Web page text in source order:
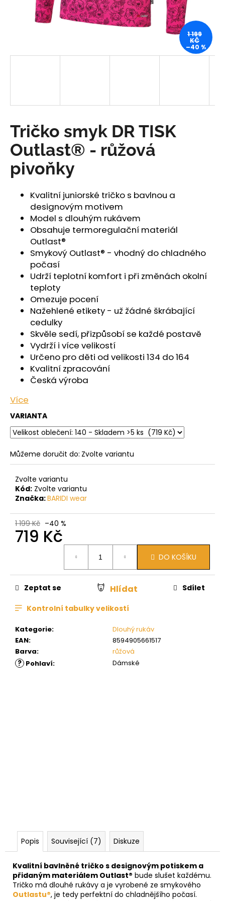
Tričko smyk DR TISK
Outlast® - růžová
pivoňky
Kvalitní juniorské tričko s bavlnou a
designovým motivem
Model s dlouhým rukávem
Obsahuje termoregulační materiál
Outlast®
Smykový Outlast® - vhodný do chladného
počasí
Udrží teplotní komfort i při změnách okolní
teploty
Omezuje pocení
Nažehlené etikety - už žádné škrábající
cedulky
Skvěle sedí, přizpůsobí se každé postavě
Vydrží i více velikostí
Určeno pro děti od velikosti 134 do 164
Kvalitní zpracování
Česká výroba
Více
VARIANTA
Můžeme doručit do: Zvolte variantu
Zvolte variantu
Kód: Zvolte variantu
Značka:BARIDI wear
1 199 Kč –40 %
719 Kč
DO KOŠÍKU
Kategorie:
Dlouhý rukáv
EAN:
8594905661517
Barva: růžová
? Pohlaví: Dámské
Zeptat se Hlídat Sdílet
Kontrolní tabulky velikostí
1 199
KČ
–40 %
Popis Související (7) Diskuze
Kvalitní bavlněné tričko s designovým potiskem a
přidaným materiálem Outlast® bude slušet každému.
Tričko má dlouhé rukávy a je vyrobené ze smykového
Outlastu®, je tedy perfektní do chladnějšího počasí.
t
o
KALHOTKY
TENKÉ
PASU
OUTLAST®
ČERNÁ
439
Kč